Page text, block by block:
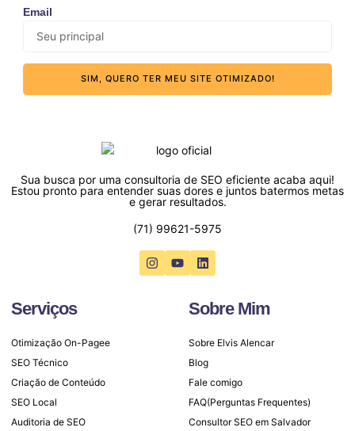
Email
SIM, QUERO TER MEU SITE OTIMIZADO!
Sua busca por uma consultoria de SEO eficiente acaba aqui!
Estou pronto para entender suas dores e juntos batermos metas
e gerar resultados.
(71) 99621-5975
Serviços
Otimização On-Pagee
SEO Técnico
Criação de Conteúdo
SEO Local
Auditoria de SEO
Sobre Mim
Sobre Elvis Alencar
Blog
Fale comigo
FAQ(Perguntas Frequentes)
Consultor SEO em Salvador